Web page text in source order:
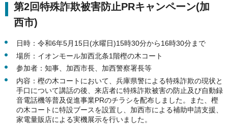
第2回特殊詐欺被害防止PRキャンペーン(加
西市)
日時：令和6年5月15日(水曜日)15時30分から16時30分まで
場所：イオンモール加西北条1階樫の木コート
参加者：知事、加西市長、加西警察署長等
内容：樫の木コートにおいて、兵庫県警による特殊詐欺の現状と
手口について講話の後、来店者に特殊詐欺被害の防止及び自動録
音電話機等普及促進事業PRのチラシを配布しました。また、樫
の木コートに特設ブースを設置し、加西市による補助申請支援、
家電量販店による実機展示を行いました。